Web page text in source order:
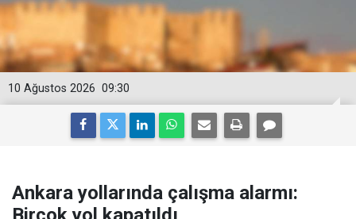
09:30
10 Ağustos 2026
Ankara yollarında çalışma alarmı: